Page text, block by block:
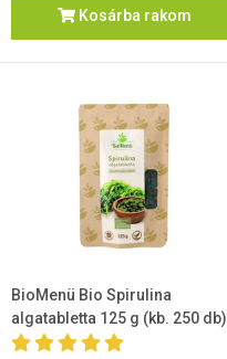
Kosárba rakom
BioMenü Bio Spirulina
algatabletta 125 g (kb. 250 db)